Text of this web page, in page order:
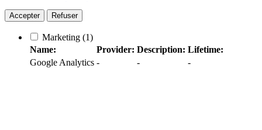
Accepter Refuser
Marketing (1)
Name:
Provider: Description: Lifetime:
Google Analytics - - -